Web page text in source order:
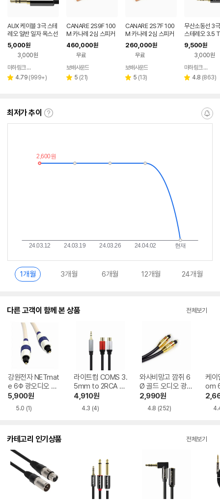
AUX 케이블 3극 스테
레오 일반 일자 옥스선
1M 3.5 연결선
5,000원
3,000원
페이
마하링크 공식스토어
별 4.79 리
(999+)
CANARE 2S9F 100
M 카나레 2심 스피커
케이블
460,000원
무료
보배사운드
별 5 리
(21)
CANARE 2S7F 100
M 카나레 2심 스피커
케이블
260,000원
무료
보배사운드
별 5 리
(13)
무산소동선 3
스테레오 3.5
6.3 TRS 밸런
블 1.5M
9,500원
3,000원
마하링크 공식스토어
별 4.8 리
(863)
최저가 추이
최
이
란?
알
1개월 3개월 6개월 12개월 24개월
다른 고객이 함께 본 상품 전체보기
강원전자 NETmat
e 6Φ 광오디오 케
이블 (각/각) 1m
5,900원
5.0 (1)
라이트컴 COMS 3.
5mm to 2RCA 변
환 케이블 1.8m
4,910원
4.3 (4)
와사비망고 깜쥐 6
Ø 골드 오디오 광케
이블 1.5m
2,990원
4.8 (252)
케이
om
엄
급
15,
카테고리 인기상품 전체보기